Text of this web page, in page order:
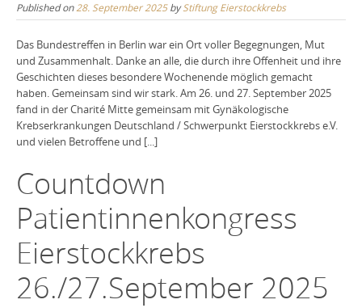
Published on28. September 2025byStiftung Eierstockkrebs
Das Bundestreffen in Berlin war ein Ort voller Begegnungen, Mut
und Zusammenhalt. Danke an alle, die durch ihre Offenheit und ihre
Geschichten dieses besondere Wochenende möglich gemacht
haben. Gemeinsam sind wir stark. Am 26. und 27. September 2025
fand in der Charité Mitte gemeinsam mit Gynäkologische
Krebserkrankungen Deutschland / Schwerpunkt Eierstockkrebs e.V.
und vielen Betroffene und [...]
Countdown
Patientinnenkongress
Eierstockkrebs
26./27.September 2025